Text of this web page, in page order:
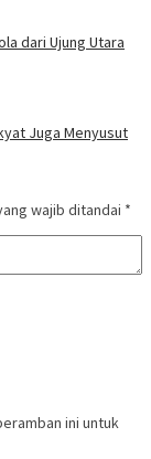
dari Ujung Utara
Juga Menyusut
wajib ditandai *
ini untuk